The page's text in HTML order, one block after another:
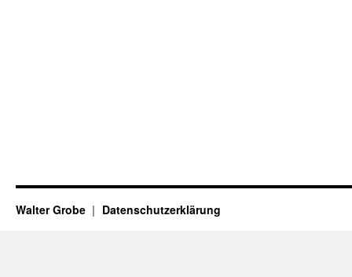
Walter Grobe Datenschutzerklärung